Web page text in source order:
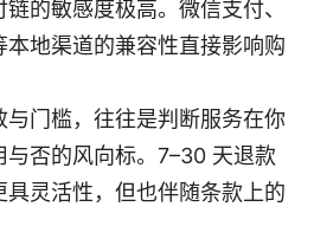
的敏感度极高。微信支付、
本地渠道的兼容性直接影响购
与门槛，往往是判断服务在你
与否的风向标。7–30 天退款
具灵活性，但也伴随条款上的